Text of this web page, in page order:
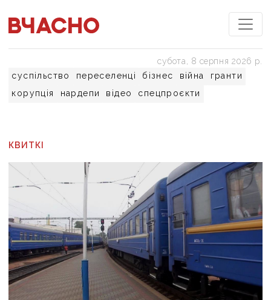
суспільство переселенці бізнес війна
гранти
корупція
нардепи відео спецпроєкти
субота, 8 серпня 2026 р.
КВИТКІ